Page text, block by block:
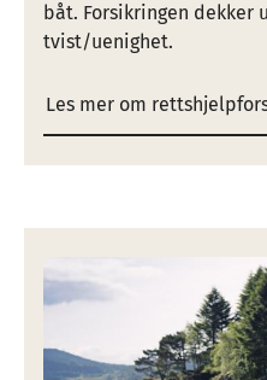
båt. Forsikringen dekker
tvist/uenighet.
Les mer om